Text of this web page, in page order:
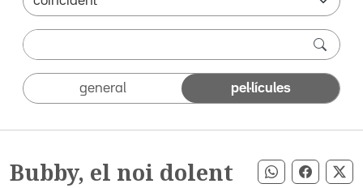
general pel·lícules
Bubby, el noi dolent Compartir